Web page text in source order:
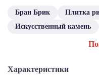
Бран Брик
Плитка
Искусственный камень
Характеристики